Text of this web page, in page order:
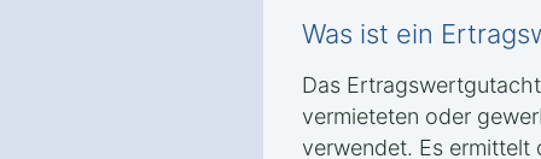
Was ist ein
Das
vermieteten oder
verwendet. Es ermittelt